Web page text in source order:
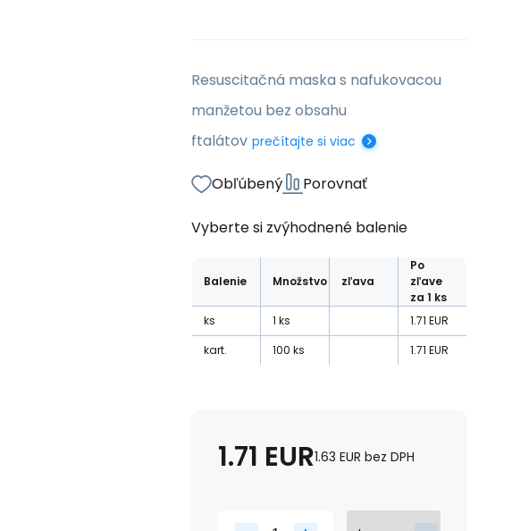
Resuscitačná maska s nafukovacou
manžetou bez obsahu
ftalátov prečítajte si viac
Obľúbený Porovnať
Vyberte si zvýhodnené balenie
Balenie Množstvo zľava
Po
zľave
za 1 ks
ks
1 ks 1.71 EUR
kart.
100 ks 1.71 EUR
1.71 EUR1.63 EUR bez DPH